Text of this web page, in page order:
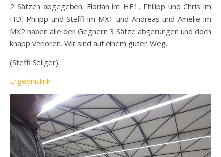
2 Sätzen abgegeben. Florian im HE1, Philipp und Chris im
HD, Philipp und Steffi im MX1 und Andreas und Amelie im
MX2 haben alle den Gegnern 3 Sätze abgerungen und doch
knapp verloren. Wir sind auf einem guten Weg.
(Steffi Seliger)
Ergebnislink